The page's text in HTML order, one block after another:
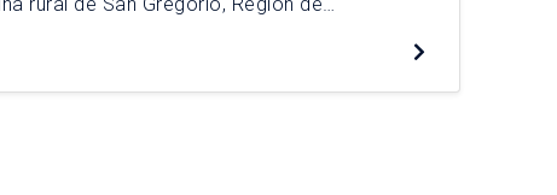
y análisis documental, se examinan las